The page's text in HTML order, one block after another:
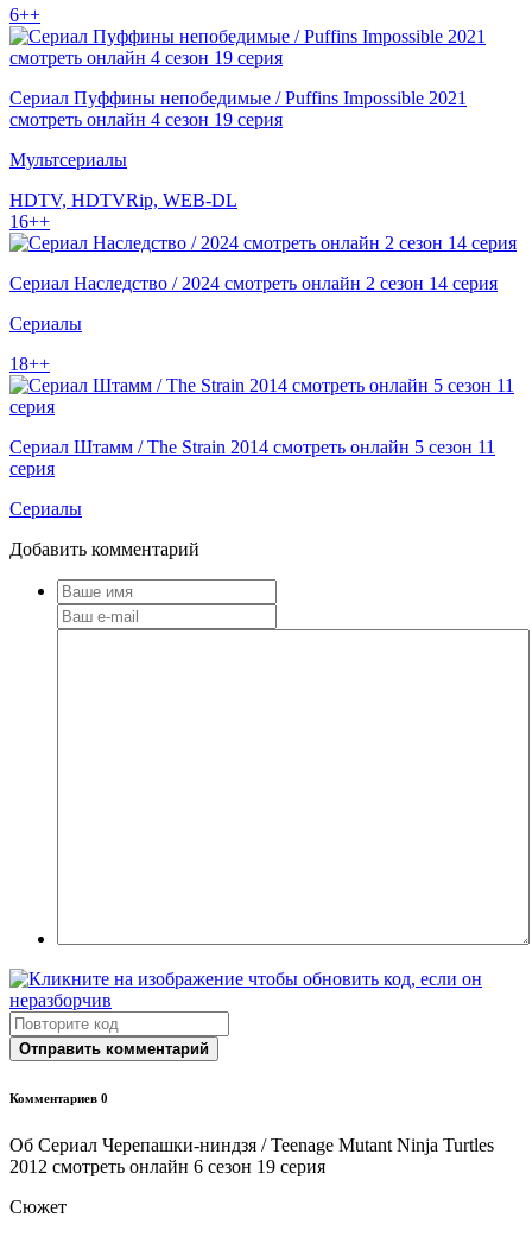
6++
Сериал Пуффины непобедимые / Puffins Impossible 2021
смотреть онлайн 4 сезон 19 серия
Мультсериалы
HDTV, HDTVRip, WEB-DL
16++
Сериал Наследство / 2024 смотреть онлайн 2 сезон 14 серия
Сериалы
18++
Сериал Штамм / The Strain 2014 смотреть онлайн 5 сезон 11
серия
Сериалы
Добавить комментарий
Отправить комментарий
Комментариев 0
Об Сериал Черепашки-ниндзя / Teenage Mutant Ninja Turtles
2012 смотреть онлайн 6 сезон 19 серия
Сюжет